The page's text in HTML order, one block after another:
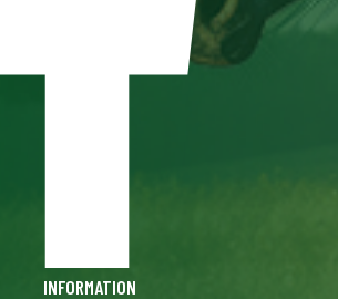
INFORMATION